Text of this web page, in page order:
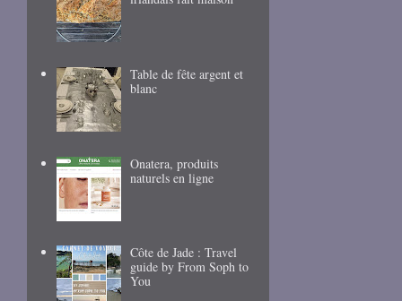
Table de fête argent et
blanc
Onatera, produits
naturels en ligne
Côte de Jade : Travel
guide by From Soph to
You